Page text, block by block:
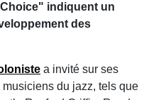
indiquent un
des
a invité sur ses
du jazz, tels que